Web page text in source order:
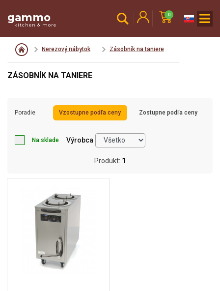
gammo
kitchen & more
0
Nerezový nábytok Zásobník na taniere
ZÁSOBNÍK NA TANIERE
Poradie Vzostupne podľa ceny Zostupne podľa ceny
Na sklade Výrobca
Produkt: 1